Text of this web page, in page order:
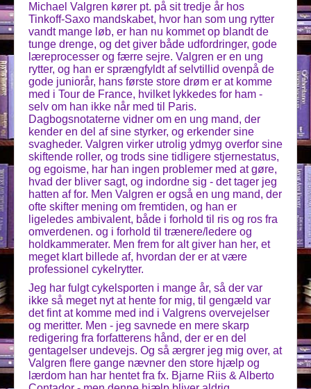
Michael Valgren kører pt. på sit tredje år hos
Tinkoff-Saxo mandskabet, hvor han som ung rytter
vandt mange løb, er han nu kommet op blandt de
tunge drenge, og det giver både udfordringer, gode
læreprocesser og færre sejre. Valgren er en ung
rytter, og han er sprængfyldt af selvtillid ovenpå de
gode juniorår, hans første store drøm er at komme
med i Tour de France, hvilket lykkedes for ham -
selv om han ikke når med til Paris.
Dagbogsnotaterne vidner om en ung mand, der
kender en del af sine styrker, og erkender sine
svagheder. Valgren virker utrolig ydmyg overfor sine
skiftende roller, og trods sine tidligere stjernestatus,
og egoisme, har han ingen problemer med at gøre,
hvad der bliver sagt, og indordne sig - det tager jeg
hatten af for. Men Valgren er også en ung mand, der
ofte skifter mening om fremtiden, og han er
ligeledes ambivalent, både i forhold til ris og ros fra
omverdenen. og i forhold til trænere/ledere og
holdkammerater. Men frem for alt giver han her, et
meget klart billede af, hvordan der er at være
professionel cykelrytter.
Jeg har fulgt cykelsporten i mange år, så der var
ikke så meget nyt at hente for mig, til gengæld var
det fint at komme med ind i Valgrens overvejelser
og meritter. Men - jeg savnede en mere skarp
redigering fra forfatterens hånd, der er en del
gentagelser undevejs. Og så ærgrer jeg mig over, at
Valgren flere gange nævner den store hjælp og
lærdom han har hentet fra fx. Bjarne Riis & Alberto